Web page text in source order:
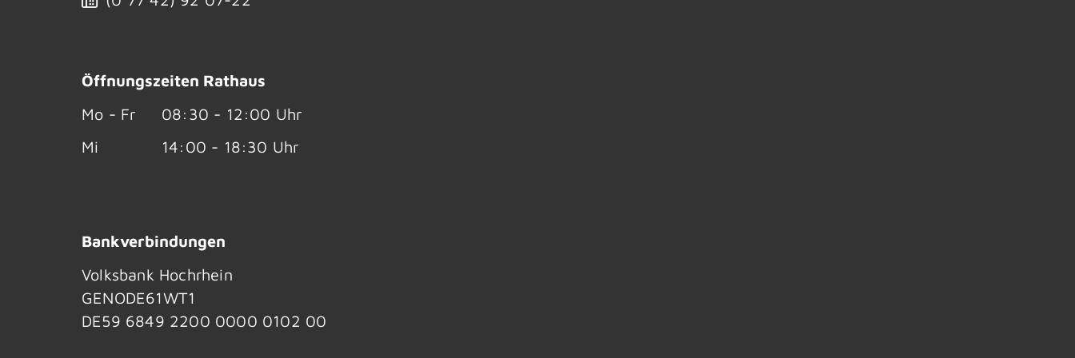
Öffnungszeiten Rathaus
Mo - Fr
08:30 - 12:00 Uhr
Mi
14:00 - 18:30 Uhr
Bankverbindungen
Volksbank Hochrhein
GENODE61WT1
DE59 6849 2200 0000 0102 00